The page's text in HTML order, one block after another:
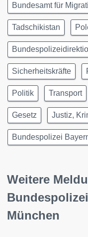
Bundesamt für
Tadschikistan
Sicherheitskräfte
Politik Transport
Gesetz Justiz,
Bundespolizei
Weitere
München